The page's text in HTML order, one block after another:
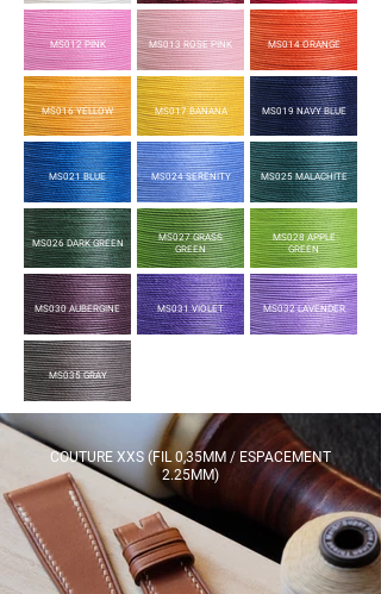
MS012 PINK MS013 ROSE PINK MS014 ORANGE
MS016 YELLOW MS017 BANANA MS019 NAVY BLUE
MS021 BLUE MS024 SERENITY MS025 MALACHITE
MS026 DARK GREEN
MS027 GRASS
GREEN
MS028 APPLE
GREEN
MS030 AUBERGINE MS031 VIOLET MS032 LAVENDER
MS035 GRAY
COUTURE XXS (FIL 0,35MM / ESPACEMENT
2.25MM)​